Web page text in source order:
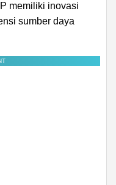
memiliki inovasi
sumber daya